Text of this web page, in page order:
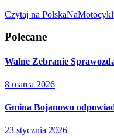
Czytaj na
Polecane
Walne Zebranie
8 marca 2026
Gmina Bojanowo
23 stycznia 2026